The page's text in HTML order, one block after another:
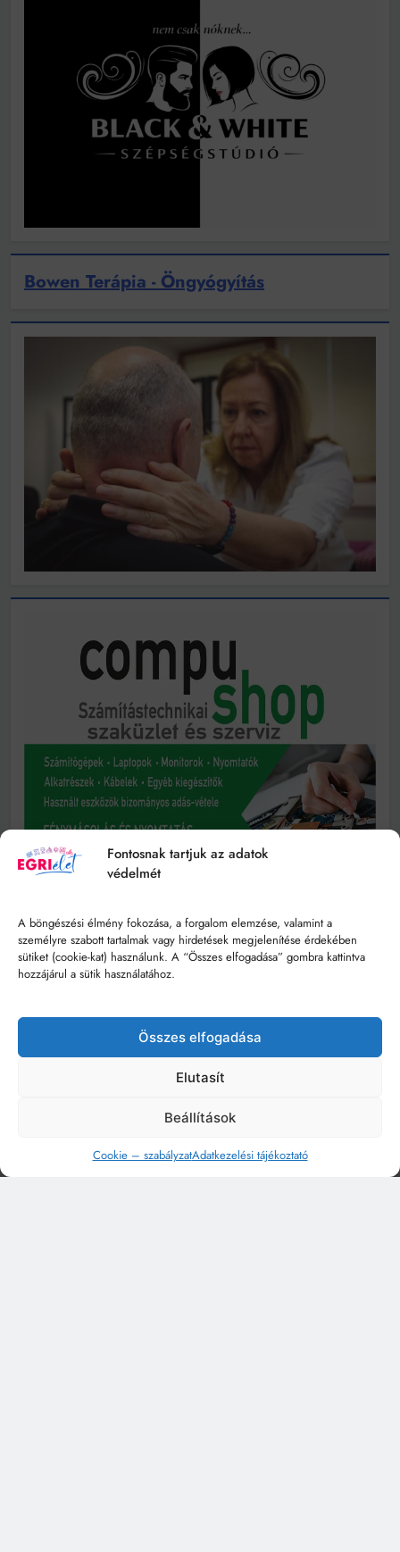
Fontosnak tartjuk az adatok
védelmét
A böngészési élmény fokozása, a forgalom elemzése, valamint a
személyre szabott tartalmak vagy hirdetések megjelenítése érdekében
sütiket (cookie-kat) használunk. A “Összes elfogadása” gombra kattintva
hozzájárul a sütik használatához.
Összes elfogadása
Elutasít
Beállítások
Cookie – szabályzatAdatkezelési tájékoztató
Bowen Terápia - Öngyógyítás